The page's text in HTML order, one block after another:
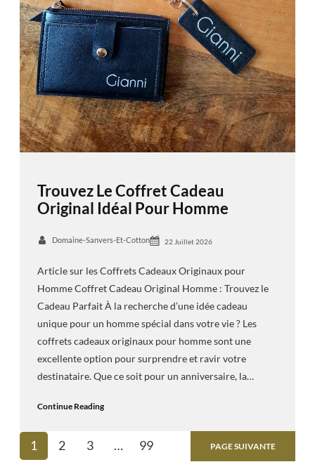
Trouvez Le Coffret Cadeau
Original Idéal Pour Homme
Domaine-Sanvers-Et-Cotton 22 Juillet 2026
Article sur les Coffrets Cadeaux Originaux pour
Homme Coffret Cadeau Original Homme : Trouvez le
Cadeau Parfait À la recherche d’une idée cadeau
unique pour un homme spécial dans votre vie ? Les
coffrets cadeaux originaux pour homme sont une
excellente option pour surprendre et ravir votre
destinataire. Que ce soit pour un anniversaire, la…
Continue Reading
1 2 3 … 99 PAGE SUIVANTE